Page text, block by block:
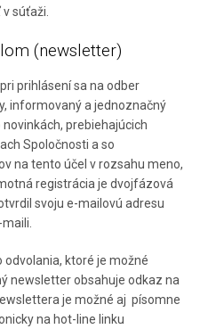
súťaži.
(newsletter)
prihlásení sa na odber
informovaný a jednoznačný
prebiehajúcich
Spoločnosti a so
na tento účel v rozsahu meno,
registrácia je dvojfázová
svoju e-mailovú adresu
odvolania, ktoré je možné
newsletter obsahuje odkaz na
je možné aj písomne
na hot-line linku